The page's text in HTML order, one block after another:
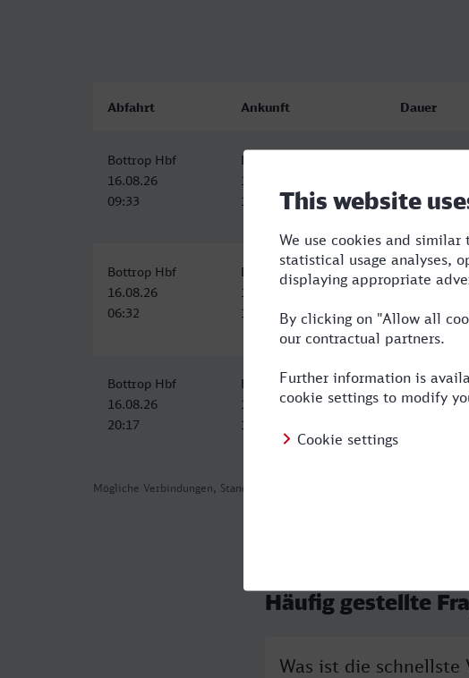
Mögliche Verbindungen, Stand: 2026-08-02 01:52
Abfahrt Ankunft Dauer
Bottrop Hbf
16.08.26
09:33
Bolzano/Bozen
16.08.26
19:27
Bottrop Hbf
16.08.26
06:32
Bolzano/Bozen
16.08.26
19:27
12:55
Bottrop Hbf
16.08.26
20:17
Bolzano/Bozen
17.08.26
13:27
17:10
Häufig gestellte
Was ist die schnellste